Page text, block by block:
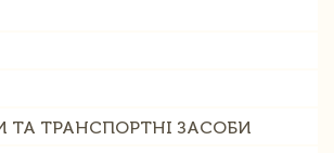
ТА ТРАНСПОРТНІ ЗАСОБИ